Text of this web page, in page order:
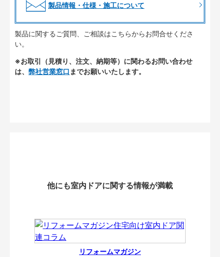
製品情報・仕様・施工について
製品に関するご質問、ご相談はこちらからお問合せくださ
い。
※お取引（見積り、注文、納期等）に関わるお問い合わせ
は、 弊社営業窓口 までお願いいたします。
他にも室内ドアに関する情報が満載
リフォームマガジン